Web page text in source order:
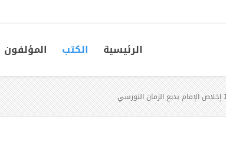
الرئيسية الكتب المؤلفون